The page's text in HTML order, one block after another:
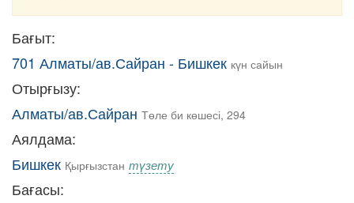
Бағыт:
701 Алматы/ав.Сайран - Бишкек күн сайын
Отырғызу:
Алматы/ав.Сайран Төле би көшесі, 294
Аялдама:
Бишкек Қырғызстан түзету
Бағасы: